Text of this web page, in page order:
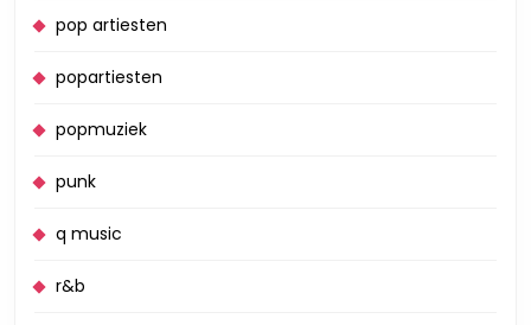
pop artiesten
popartiesten
popmuziek
punk
q music
r&b